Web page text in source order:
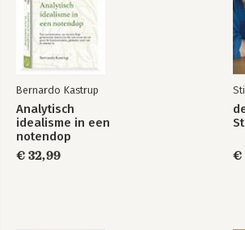
Bernardo Kastrup
Analytisch
idealisme in een
notendop
€ 32,99
€